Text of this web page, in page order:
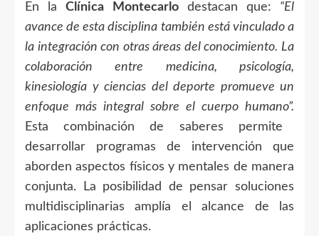
En laClínica Montecarlodestacan que: “El
avance de esta disciplina también está vinculado a
la integración con otras áreas del conocimiento. La
colaboración entre medicina, psicología,
kinesiología y ciencias del deporte promueve un
enfoque más integral sobre el cuerpo humano”.
Esta combinación de saberes permite
desarrollar programas de intervención que
aborden aspectos físicos y mentales de manera
conjunta. La posibilidad de pensar soluciones
multidisciplinarias amplía el alcance de las
aplicaciones prácticas.